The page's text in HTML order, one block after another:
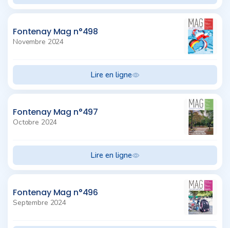
Fontenay Mag n°498
Novembre 2024
Lire en ligne
Fontenay Mag n°497
Octobre 2024
Lire en ligne
Fontenay Mag n°496
Septembre 2024